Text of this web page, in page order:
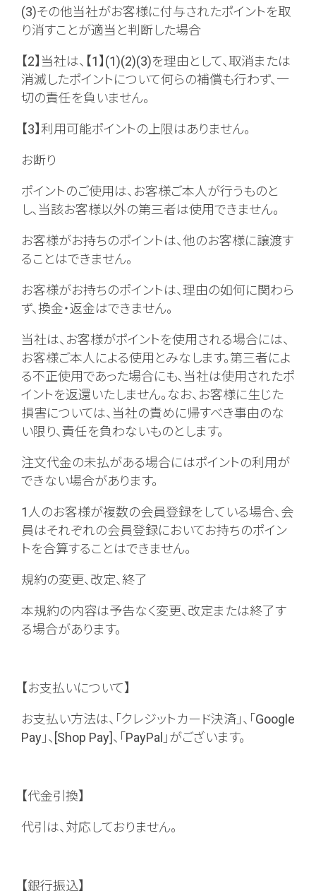
(3)その他当社がお客様に付与されたポイントを取
り消すことが適当と判断した場合
【2】当社は、【1】(1)(2)(3)を理由として、取消または
消滅したポイントについて何らの補償も行わず、一
切の責任を負いません。
【3】利用可能ポイントの上限はありません。
お断り
ポイントのご使用は、お客様ご本人が行うものと
し、当該お客様以外の第三者は使用できません。
お客様がお持ちのポイントは、他のお客様に譲渡す
ることはできません。
お客様がお持ちのポイントは、理由の如何に関わら
ず、換金・返金はできません。
当社は、お客様がポイントを使用される場合には、
お客様ご本人による使用とみなします。第三者によ
る不正使用であった場合にも、当社は使用されたポ
イントを返還いたしません。なお、お客様に生じた
損害については、当社の責めに帰すべき事由のな
い限り、責任を負わないものとします。
注文代金の未払がある場合にはポイントの利用が
できない場合があります。
1人のお客様が複数の会員登録をしている場合、会
員はそれぞれの会員登録においてお持ちのポイン
トを合算することはできません。
規約の変更、改定、終了
本規約の内容は予告なく変更、改定または終了す
る場合があります。
【お支払いについて】
お支払い方法は、「クレジットカード決済」、「Google
Pay」、[Shop Pay]、「PayPal」がございます。
【代金引換】
代引は、対応しておりません。
【銀行振込】